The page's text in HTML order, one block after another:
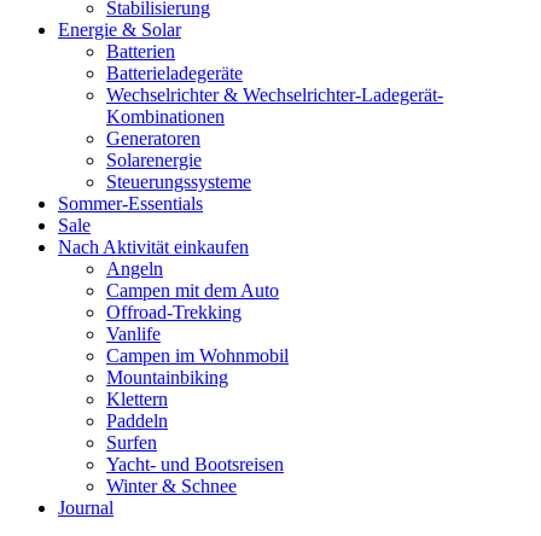
Stabilisierung
Energie & Solar
Batterien
Batterieladegeräte
Wechselrichter & Wechselrichter-Ladegerät-
Kombinationen
Generatoren
Solarenergie
Steuerungssysteme
Sommer-Essentials
Sale
Nach Aktivität einkaufen
Angeln
Campen mit dem Auto
Offroad-Trekking
Vanlife
Campen im Wohnmobil
Mountainbiking
Klettern
Paddeln
Surfen
Yacht- und Bootsreisen
Winter & Schnee
Journal